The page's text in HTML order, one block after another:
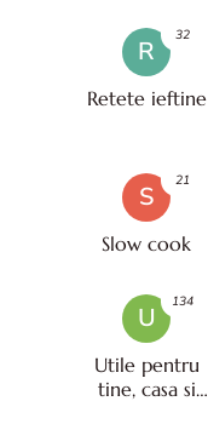
R
Retete ieftine
32
S
Slow cook
21
U
Utile pentru
tine, casa si
134